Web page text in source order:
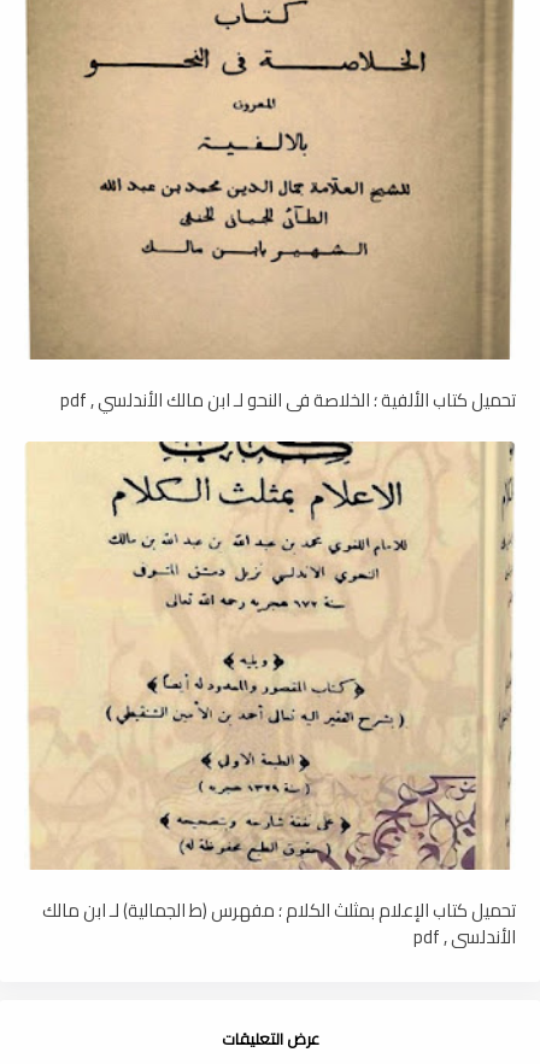
تحميل كتاب الألفية ؛ الخلاصة فى النحو لـ ابن مالك الأندلسي , pdf
تحميل كتاب الإعلام بمثلث الكلام ؛ مفهرس (ط الجمالية) لـ ابن مالك
الأندلسي , pdf
عرض التعليقات